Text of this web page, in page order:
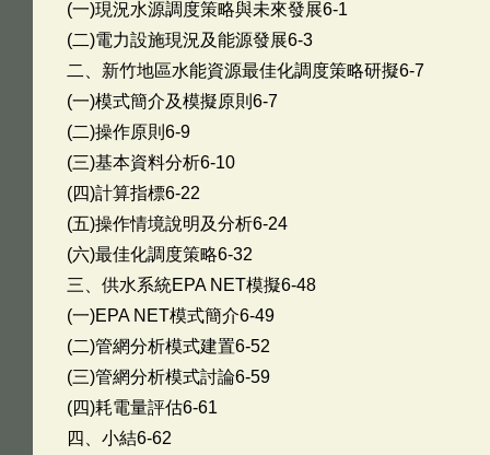
(一)現況水源調度策略與未來發展6-1
(二)電力設施現況及能源發展6-3
二、新竹地區水能資源最佳化調度策略研擬6-7
(一)模式簡介及模擬原則6-7
(二)操作原則6-9
(三)基本資料分析6-10
(四)計算指標6-22
(五)操作情境說明及分析6-24
(六)最佳化調度策略6-32
三、供水系統EPA NET模擬6-48
(一)EPA NET模式簡介6-49
(二)管網分析模式建置6-52
(三)管網分析模式討論6-59
(四)耗電量評估6-61
四、小結6-62